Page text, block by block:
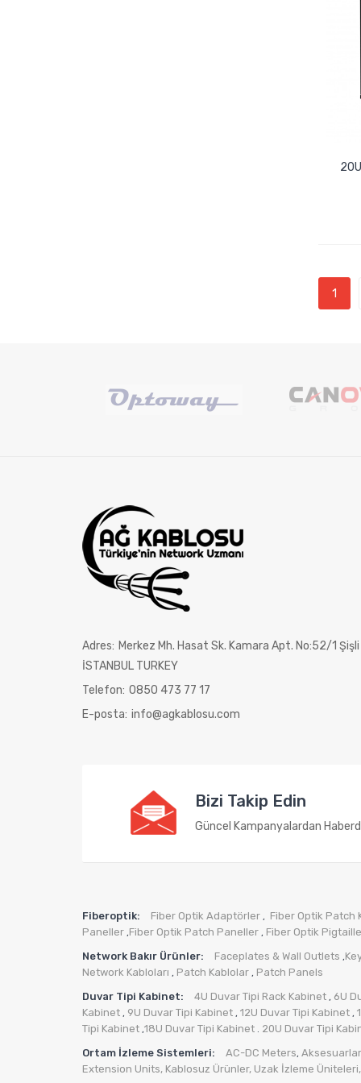
1
Adres: Merkez Mh. Hasat Sk. Kamara Apt. No:52/1 Şişli
İSTANBUL TURKEY
Telefon: 0850 473 77 17
E-posta: info@agkablosu.com
Bizi Takip Edin
Güncel Kampanyalardan
Fiberoptik: Fiber Optik Adaptörler , Fiber Optik Patch
Paneller ,Fiber Optik Patch Paneller , Fiber Optik
Network Bakır Ürünler:
Faceplates & Wall Outlets ,
Network Kabloları , Patch Kablolar , Patch Panels
Duvar Tipi Kabinet:
4U Duvar Tipi Rack Kabinet , 6U
Kabinet , 9U Duvar Tipi Kabinet , 12U Duvar Tipi Kabinet ,
Tipi Kabinet ,18U Duvar Tipi Kabinet . 20U Duvar Tipi
Ortam İzleme Sistemleri:
AC-DC Meters, Aksesuarlar
Extension Units, Kablosuz Ürünler, Uzak İzleme Üniteleri